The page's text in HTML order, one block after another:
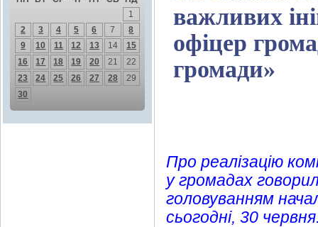
1
2
3 4 5 6 7
8
9
10 11 12 13 14
15
16
17 18 19 20 21
22
23
24 25 26 27 28
29
30
важливих
офіцер
громади»
Про реалізацію
у громадах
головуванням
сьогодні, 30